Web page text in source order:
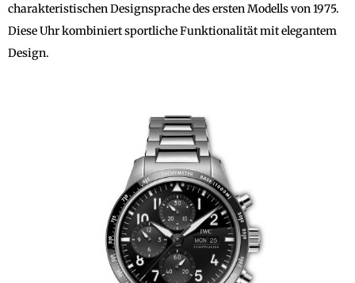
charakteristischen Designsprache des ersten Modells von 1975.
Diese Uhr kombiniert sportliche Funktionalität mit elegantem
Design.